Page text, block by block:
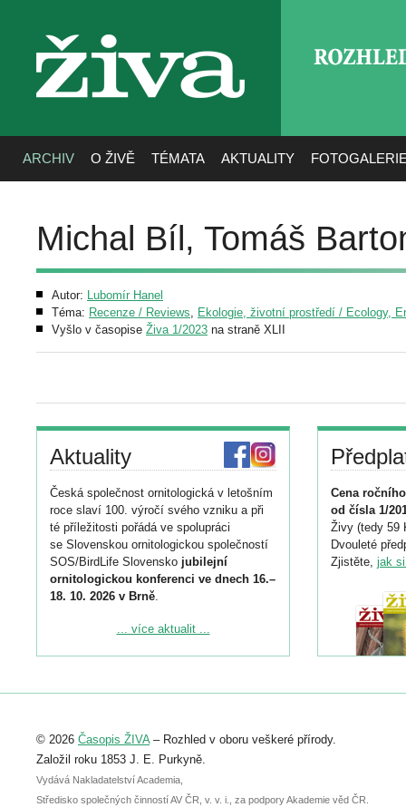
živa
ARCHIV O ŽIVĚ TÉMATA AKTUALITY
Michal Bíl, Tomáš
Autor: Lubomír Hanel
Téma: Recenze / Reviews, Ekologie, životní prostředí / Ecology,
Vyšlo v časopise Živa 1/2023 na straně XLII
Aktuality
Česká společnost ornitologická v letošním
roce slaví 100. výročí svého vzniku a při
té příležitosti pořádá ve spolupráci
se Slovenskou ornitologickou společností
SOS/BirdLife Slovensko jubilejní
ornitologickou konferenci ve dnech 16.–
18. 10. 2026 v Brně.
Podrobnější informace ke konferenci
Registrovat se můžete do 6. září.
abstraktu přihlášené přednášky nebo
posteru je už 30. června.
... více aktualit ...
Cena
od čísla 1/
Živy (tedy 59
Dvouleté
Zjistěte, jak
© 2026 Časopis ŽIVA– Rozhled v oboru veškeré přírody.
Založil roku 1853 J. E. Purkyně.
Vydává Nakladatelství Academia,
Středisko společných činností AV ČR, v. v. i., za podpory Akademie věd ČR.